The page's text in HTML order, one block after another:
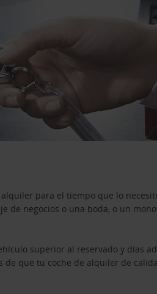
para el tiempo que lo
de negocios o una boda, o un
superior al reservado y días
de que tu coche de alquiler de